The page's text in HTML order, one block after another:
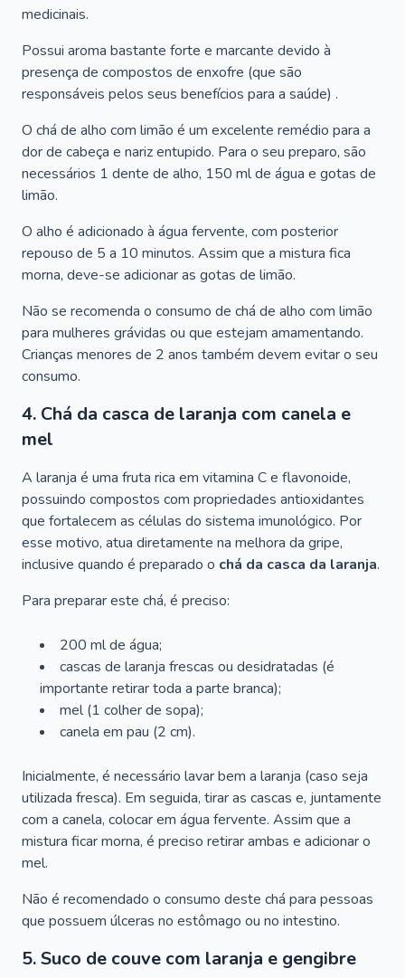
medicinais.
Possui aroma bastante forte e marcante devido à
presença de compostos de enxofre (que são
responsáveis pelos seus benefícios para a saúde) .
O chá de alho com limão é um excelente remédio para a
dor de cabeça e nariz entupido. Para o seu preparo, são
necessários 1 dente de alho, 150 ml de água e gotas de
limão.
O alho é adicionado à água fervente, com posterior
repouso de 5 a 10 minutos. Assim que a mistura fica
morna, deve-se adicionar as gotas de limão.
Não se recomenda o consumo de chá de alho com limão
para mulheres grávidas ou que estejam amamentando.
Crianças menores de 2 anos também devem evitar o seu
consumo.
4. Chá da casca de laranja com canela e
mel
A laranja é uma fruta rica em vitamina C e flavonoide,
possuindo compostos com propriedades antioxidantes
que fortalecem as células do sistema imunológico. Por
esse motivo, atua diretamente na melhora da gripe,
inclusive quando é preparado o chá da casca da laranja.
Para preparar este chá, é preciso:
200 ml de água;
cascas de laranja frescas ou desidratadas (é
importante retirar toda a parte branca);
mel (1 colher de sopa);
canela em pau (2 cm).
Inicialmente, é necessário lavar bem a laranja (caso seja
utilizada fresca). Em seguida, tirar as cascas e, juntamente
com a canela, colocar em água fervente. Assim que a
mistura ficar morna, é preciso retirar ambas e adicionar o
mel.
Não é recomendado o consumo deste chá para pessoas
que possuem úlceras no estômago ou no intestino.
5. Suco de couve com laranja e gengibre